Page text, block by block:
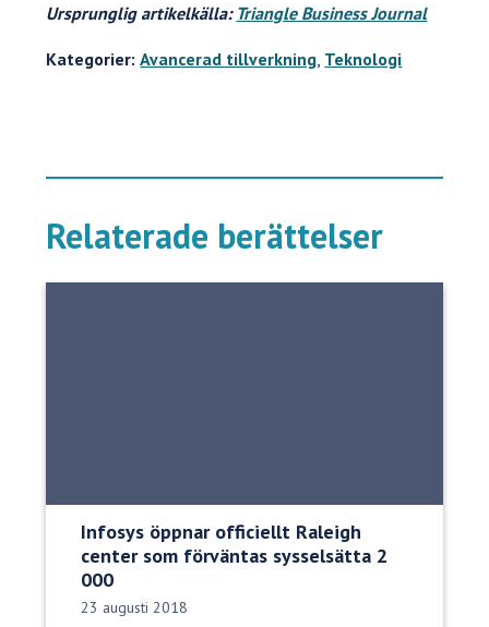
Ursprunglig artikelkälla: Triangle Business Journal
Kategorier: Avancerad tillverkning Teknologi
Relaterade berättelser
Infosys öppnar officiellt Raleigh
center som förväntas sysselsätta 2
000
Publiceringsdatum:
23 augusti 2018